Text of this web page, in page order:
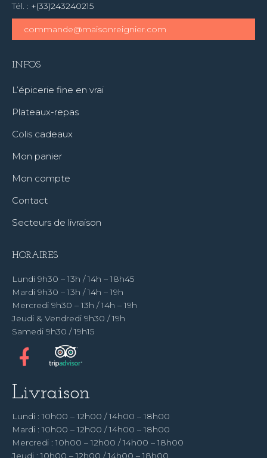
Tél. : +(33)243240215
commande@maisonreignier.com
INFOS
L’épicerie fine en vrai
Plateaux-repas
Colis cadeaux
Mon panier
Mon compte
Contact
Secteurs de livraison
HORAIRES
Lundi 9h30 – 13h / 14h – 18h45
Mardi 9h30 – 13h / 14h – 19h
Mercredi 9h30 – 13h / 14h – 19h
Jeudi & Vendredi 9h30 / 19h
Samedi 9h30 / 19h15
Livraison
Lundi : 10h00 – 12h00 / 14h00 – 18h00
Mardi : 10h00 – 12h00 / 14h00 – 18h00
Mercredi : 10h00 – 12h00 / 14h00 – 18h00